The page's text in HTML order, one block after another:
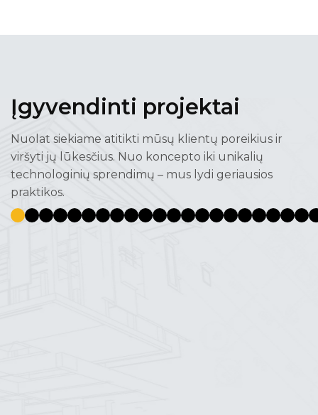
Įgyvendinti projektai
Nuolat siekiame atitikti mūsų klientų poreikius ir
viršyti jų lūkesčius. Nuo koncepto iki unikalių
technologinių sprendimų – mus lydi geriausios
praktikos.